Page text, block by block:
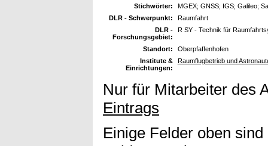
Stichwörter:
MGEX; GNSS; IGS; Galileo;
DLR - Schwerpunkt:
Raumfahrt
DLR -
Forschungsgebiet:
R SY - Technik für
Standort:
Oberpfaffenhofen
Institute &
Einrichtungen:
Raumflugbetrieb und
Nur für Mitarbeiter des
Eintrags
Einige Felder oben